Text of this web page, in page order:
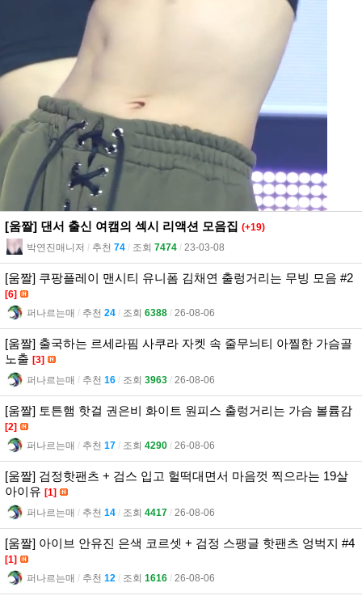
[움짤] 댄서 출신 여캠의 섹시 리액션 모음집 (+19)
박연진매니저 l 추천 74 l 조회 7474 l 23-03-08
[움짤] 쿠팡플레이 맨시티 유니폼 김채연 출렁거리는 무빙 모음 #2
[6]
퍼나르는매 l 추천 24 l 조회 6388 l 26-08-06
[움짤] 출국하는 르세라핌 사쿠라 자켓 속 줄무늬티 아찔한 가슴골
노출 [3]
퍼나르는매 l 추천 16 l 조회 3963 l 26-08-06
[움짤] 토튼햄 핫걸 권은비 화이트 원피스 출렁거리는 가슴 볼륨감
[2]
퍼나르는매 l 추천 17 l 조회 4290 l 26-08-06
[움짤] 검정핫팬츠 + 검스 입고 헐떡대면서 마음껏 찍으라는 19살
아이유 [1]
퍼나르는매 l 추천 14 l 조회 4417 l 26-08-06
[움짤] 아이브 안유진 은색 코르셋 + 검정 스팽글 핫팬츠 엉벅지 #4
[1]
퍼나르는매 l 추천 12 l 조회 1616 l 26-08-06